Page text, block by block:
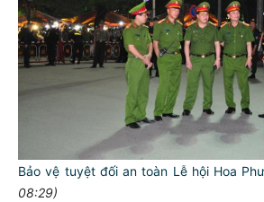
Bảo vệ tuyệt đối an toàn Lễ hội Hoa
08:29)